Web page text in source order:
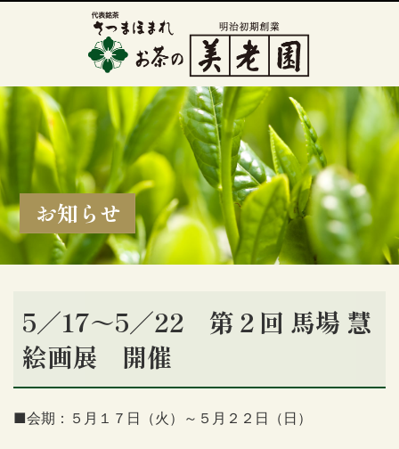
お知らせ
5／17～5／22 第２回 馬場 慧
絵画展 開催
■会期：５月１７日（火）～５月２２日（日）